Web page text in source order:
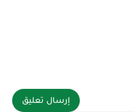
إرسال تعليق